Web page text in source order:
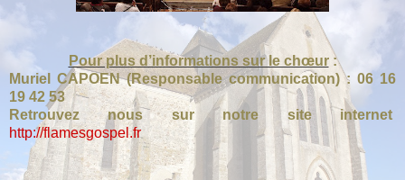
Pour plus d’informations sur le chœur:
Muriel CAPOEN (Responsable communication) : 06 16
19 42 53
Retrouvez nous sur notre site internet
http://flamesgospel.fr